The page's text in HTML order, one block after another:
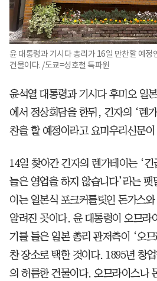
윤 대통령과 기시다 총리가 16일 만찬할 예정
건물이다. /도쿄=성호철 특파원
윤석열 대통령과 기시다 후미오 일
에서 정상회담을 한뒤, 긴자의 ‘렌
찬을 할 예정이라고 요미우리신문
14일 찾아간 긴자의 렌가테이는 ‘
늘은 영업을 하지 않습니다’라는 팻
이는 일본식 포크커틀릿인 돈가스
알려진 곳이다. 윤 대통령이 오므라
기를 들은 일본 총리 관저측이 ‘오
찬 장소로 택한 것이다. 1895년 창
의 허름한 건물이다. 오므라이스나